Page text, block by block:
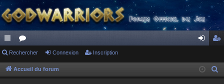
ac
co
or
u ne cri
Rechercher Connexion Inscription
Accueil du forum